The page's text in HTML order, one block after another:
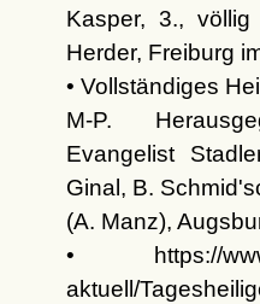
Kasper, 3.,
Herder, Freiburg
• Vollständiges
M-P.
Evangelist
Ginal, B.
(A. Manz),
• https://
aktuell/